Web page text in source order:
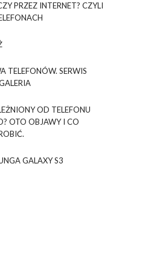
PRZEZ INTERNET? CZYLI
TELEFONÓW. SERWIS
OD TELEFONU
OTO OBJAWY I CO
GALAXY S3